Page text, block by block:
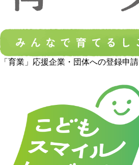
「育業」応援企業・団体への登録申請